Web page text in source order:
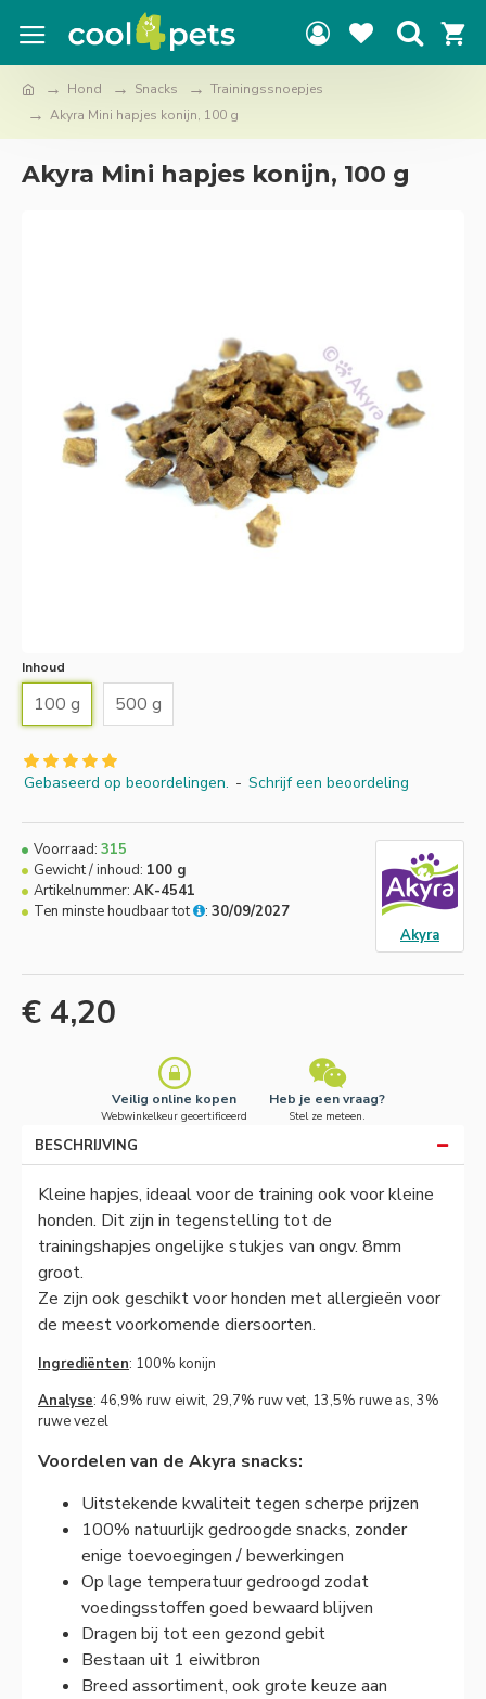
Hond Snacks
Trainingssnoepjes
Akyra Mini hapjes konijn, 100 g
Akyra Mini hapjes konijn, 100 g
Inhoud
100 g 500 g
Gebaseerd op beoordelingen. - Schrijf een beoordeling
€ 4,20
Voorraad: 315
Gewicht / inhoud: 100 g
Artikelnummer: AK-4541
Ten minste houdbaar tot
: 30/09/2027
Akyra
Veilig online kopen
Webwinkelkeur gecertificeerd
Heb je een vraag?
Stel ze meteen.
BESCHRIJVING
Kleine hapjes, ideaal voor de training ook voor kleine
honden. Dit zijn in tegenstelling tot de
trainingshapjes ongelijke stukjes van ongv. 8mm
groot.
Ze zijn ook geschikt voor honden met allergieën voor
de meest voorkomende diersoorten.
Ingrediënten: 100% konijn
Analyse: 46,9% ruw eiwit, 29,7% ruw vet, 13,5% ruwe as, 3%
ruwe vezel
Voordelen van de Akyra snacks:
Uitstekende kwaliteit tegen scherpe prijzen
100% natuurlijk gedroogde snacks, zonder
enige toevoegingen / bewerkingen
Op lage temperatuur gedroogd zodat
voedingsstoffen goed bewaard blijven
Dragen bij tot een gezond gebit
Bestaan uit 1 eiwitbron
Breed assortiment, ook grote keuze aan